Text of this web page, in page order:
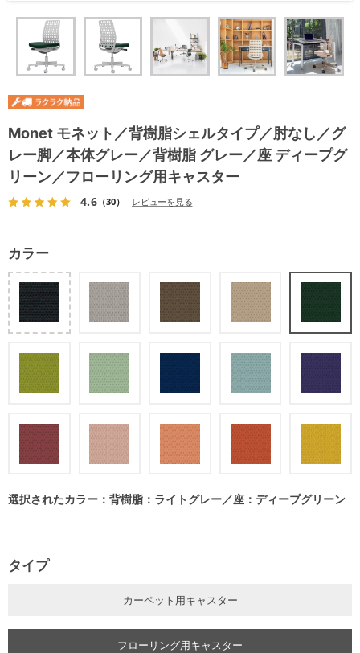
Monet モネット／背樹脂シェルタイプ／肘なし／グ
レー脚／本体グレー／背樹脂 グレー／座 ディープグ
リーン／フローリング用キャスター
4.6（30） レビューを見る
カラー
選択されたカラー：背樹脂：ライトグレー／座：ディープグリーン
タイプ
カーペット用キャスター
フローリング用キャスター